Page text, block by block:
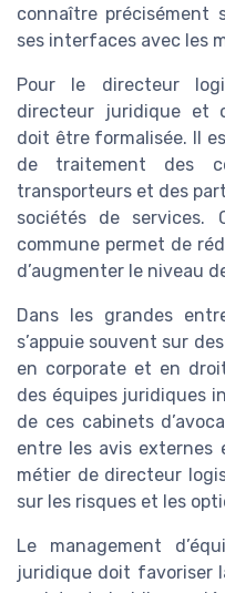
connaître précisément
ses interfaces avec les
Pour le directeur
directeur juridique et
doit être formalisée. Il
de traitement des
transporteurs et des
sociétés de services.
commune permet de
d’augmenter le niveau
Dans les grandes
s’appuie souvent sur
en corporate et en
des équipes juridiques
de ces cabinets
entre les avis externes
métier de directeur
sur les risques et les
Le management
juridique doit favoriser